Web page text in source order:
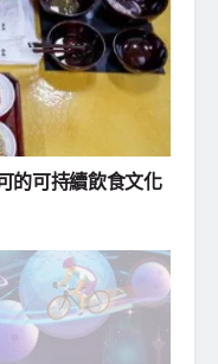
的可持續飲食文化